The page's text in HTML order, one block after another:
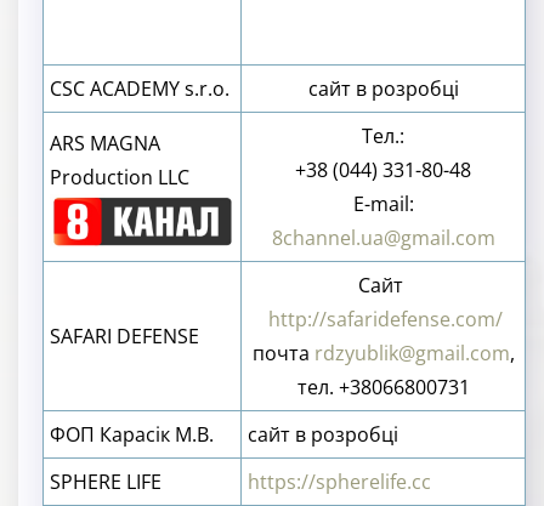
CSC ACADEMY s.r.o. сайт в розробці
ARS MAGNA
Production LLC
Тел.:
+38 (044) 331-80-48
E-mail:
8channel.ua@gmail.com
SAFARI DEFENSE
Сайт
http://safaridefense.com/
почта rdzyublik@gmail.com,
тел. +38066800731
ФОП Карасік М.В.
сайт в розробці
SPHERE LIFE
https://spherelife.cc